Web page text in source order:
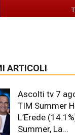
ARTICOLI
Ascolti tv 7
TIM Summer
L’Erede
Summer, La...